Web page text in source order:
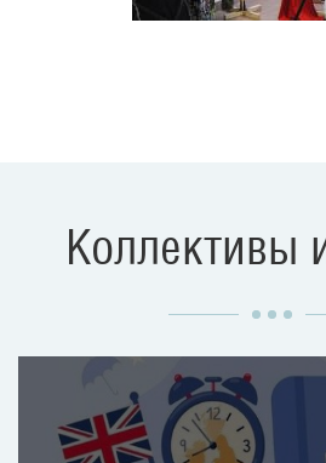
Коллективы